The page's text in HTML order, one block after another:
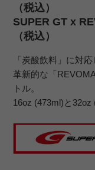
（税込）
SUPER GT x
（税込）
「炭酸飲料」に対
革新的な「
トル。
16oz (473ml)と32oz